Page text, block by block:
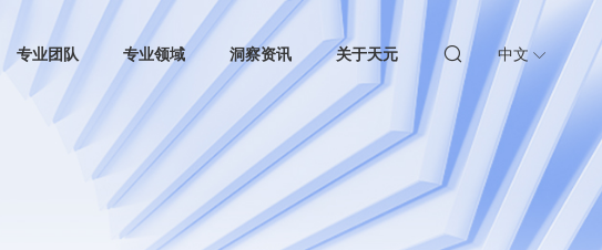
专业团队 专业领域 洞察资讯 关于天元 中文